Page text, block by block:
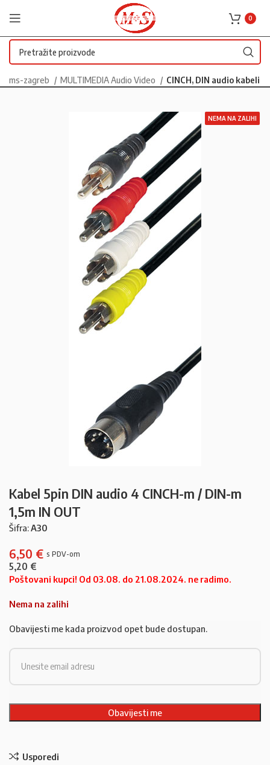
0
ms-zagreb MULTIMEDIA Audio Video CINCH, DIN audio kabeli
NEMA NA ZALIHI
Kabel 5pin DIN audio 4 CINCH-m / DIN-m
1,5m IN OUT
Šifra:A30
6,50 €
5,20 €
Poštovani kupci! Od 03.08. do 21.08.2024. ne radimo.
Nema na zalihi
Obavijesti me kada proizvod opet bude dostupan.
Usporedi